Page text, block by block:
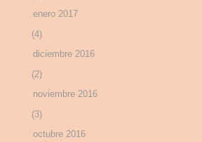
enero 2017
(4)
diciembre 2016
(2)
noviembre 2016
(3)
octubre 2016